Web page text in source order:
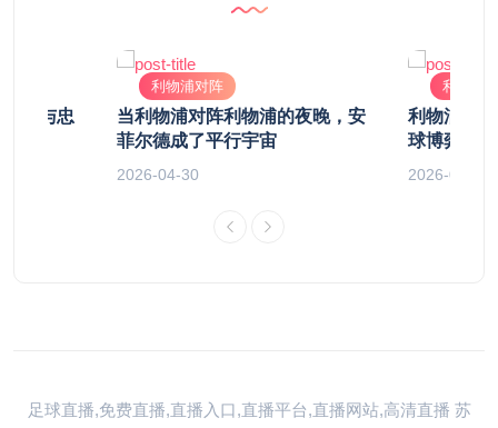
权与忠
利物浦对阵
当利物浦对阵利物浦的夜晚，安
菲尔德成了平行宇宙
2026-04-30
利物浦
利物浦对
球博弈的
2026-05-05
足球直播,免费直播,直播入口,直播平台,直播网站,高清直播 苏